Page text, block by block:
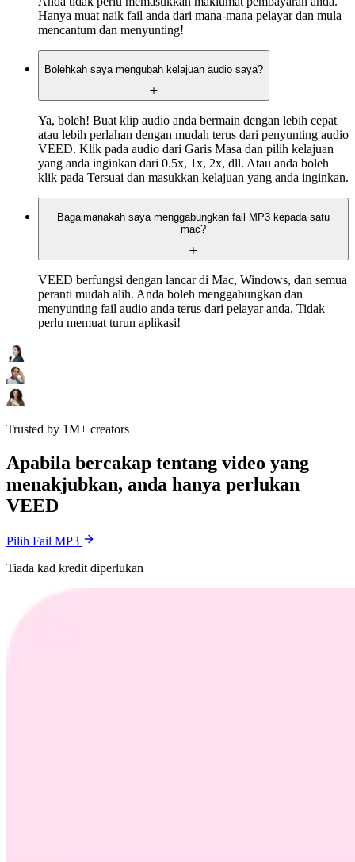
Hanya muat naik fail anda dari mana-mana pelayar dan mula
mencantum dan menyunting!
Bolehkah saya mengubah kelajuan audio saya?
Ya, boleh! Buat klip audio anda bermain dengan lebih cepat
atau lebih perlahan dengan mudah terus dari penyunting audio
VEED. Klik pada audio dari Garis Masa dan pilih kelajuan
yang anda inginkan dari 0.5x, 1x, 2x, dll. Atau anda boleh
klik pada Tersuai dan masukkan kelajuan yang anda inginkan.
Bagaimanakah saya menggabungkan fail MP3 kepada satu
mac?
VEED berfungsi dengan lancar di Mac, Windows, dan semua
peranti mudah alih. Anda boleh menggabungkan dan
menyunting fail audio anda terus dari pelayar anda. Tidak
perlu memuat turun aplikasi!
Trusted by 1M+ creators
Apabila bercakap tentang video yang
menakjubkan, anda hanya perlukan
VEED
Pilih Fail MP3
Tiada kad kredit diperlukan